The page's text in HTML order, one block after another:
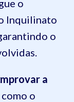
o
Inquilinato
garantindo o
a
o